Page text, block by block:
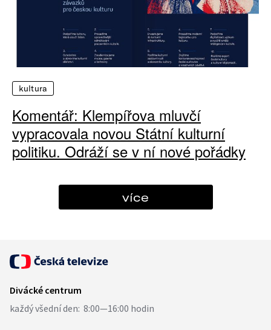
kultura
Komentář: Klempířova mluvčí
vypracovala novou Státní kulturní
politiku. Odráží se v ní nové pořádky
více